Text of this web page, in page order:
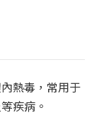
熱毒，常用于
疾病。